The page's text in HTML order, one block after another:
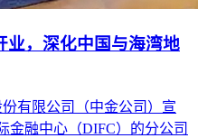
业，深化中国与海湾地
有限公司（中金公司）宣
金融中心（DIFC）的分公司